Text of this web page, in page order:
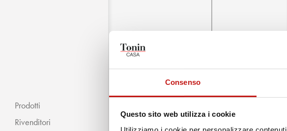
Consenso
Questo sito web utilizza i cookie
Prodotti
Rivenditori